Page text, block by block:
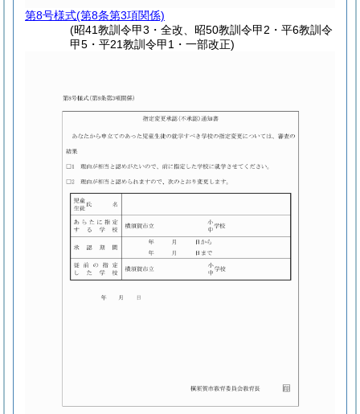
第8号様式(第8条第3項関係)
(昭41教訓令甲3・全改、昭50教訓令甲2・平6教訓令
甲5・平21教訓令甲1・一部改正)